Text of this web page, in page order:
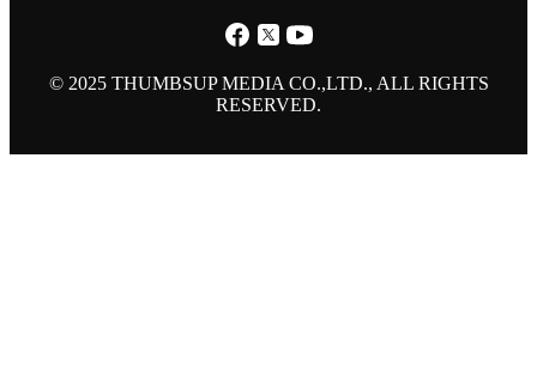
© 2025 THUMBSUP MEDIA CO.,LTD., ALL RIGHTS
RESERVED.